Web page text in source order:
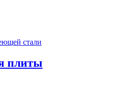
стали
плиты